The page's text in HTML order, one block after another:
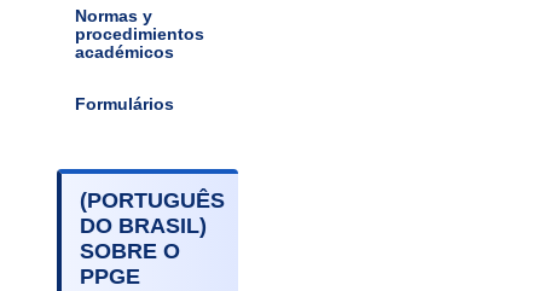
Normas y
procedimientos
académicos
Formulários
(PORTUGUÊS
DO BRASIL)
SOBRE O
PPGE